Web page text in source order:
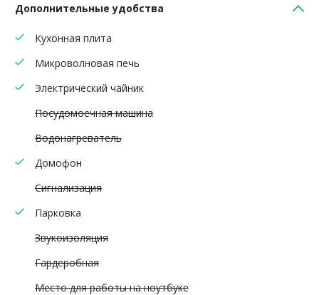
Дополнительные удобства
Кухонная плита
Микроволновая печь
Электрический чайник
Посудомоечная машина
Водонагреватель
Домофон
Сигнализация
Парковка
Звукоизоляция
Гардеробная
Место для работы на ноутбуке